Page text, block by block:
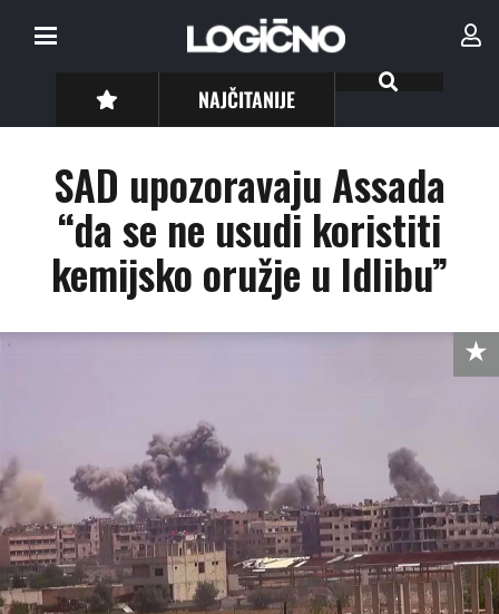
NAJČITANIJE
SAD upozoravaju Assada
“da se ne usudi koristiti
kemijsko oružje u Idlibu”